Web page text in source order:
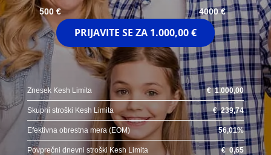
500 € 4000 €
PRIJAVITE SE ZA 1.000,00 €
Znesek Kesh Limita €1.000,00
Skupni stroški Kesh Limita €239,74
Efektivna obrestna mera (EOM) 56,01%
Povprečni dnevni stroški Kesh Limita €0,65